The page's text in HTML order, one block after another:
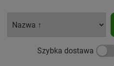
Szybka dostawa